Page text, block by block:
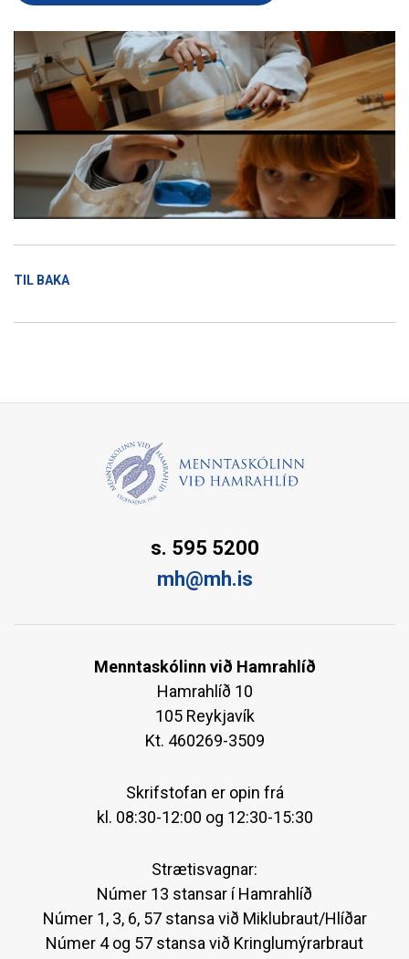
TIL BAKA
s. 595 5200
mh@mh.is
Menntaskólinn við Hamrahlíð
Hamrahlíð 10
105 Reykjavík
Kt. 460269-3509
Skrifstofan er opin frá
kl. 08:30-12:00 og 12:30-15:30
Strætisvagnar:
Númer 13 stansar í Hamrahlíð
Númer 1, 3, 6, 57 stansa við Miklubraut/Hlíðar
Númer 4 og 57 stansa við Kringlumýrarbraut